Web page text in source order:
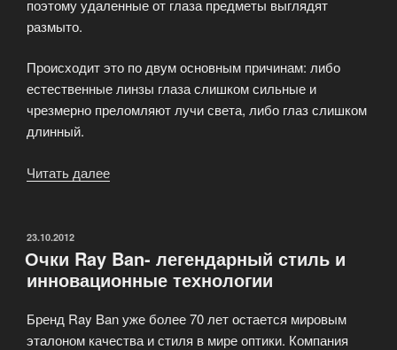
поэтому удаленные от глаза предметы выглядят
размыто.
Происходит это по двум основным причинам: либо
естественные линзы глаза слишком сильные и
чрезмерно преломляют лучи света, либо глаз слишком
длинный.
Читать далее
ОПУБЛИКОВАНО
23.10.2012
Очки Ray Ban- легендарный стиль и
инновационные технологии
Бренд Ray Ban уже более 70 лет остается мировым
эталоном качества и стиля в мире оптики. Компания